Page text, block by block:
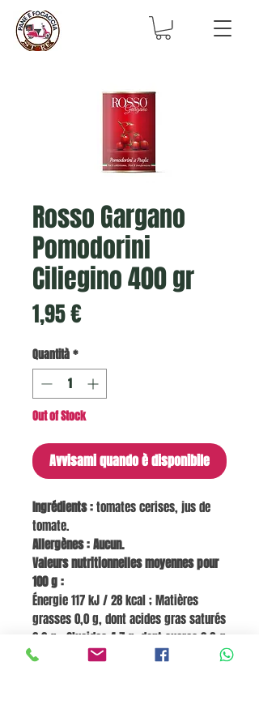
Rosso Gargano
Pomodorini
Ciliegino 400 gr
1,95 €Prezzo
Quantità*
Out of Stock
Avvisami quando è disponibile
Ingrédients :tomates cerises, jus de
tomate.
Allergènes : Aucun.
Valeurs nutritionnelles moyennes pour
100 g :
Énergie 117 kJ / 28 kcal ; Matières
grasses 0,0 g, dont acides gras saturés
0,0 g ; Glucides 4,7 g, dont sucres 3,9 g
; Fibres 1,4 g ; Protéines 1,6 g ; Sel 0,08